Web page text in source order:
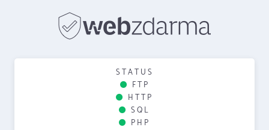
STATUS
FTP
HTTP
SQL
PHP